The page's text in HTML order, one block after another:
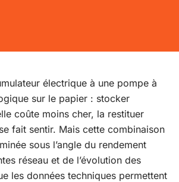
électrique à une pompe à
sur le papier : stocker
coûte moins cher, la restituer
fait sentir. Mais cette combinaison
sous l’angle du rendement
réseau et de l’évolution des
les données techniques permettent